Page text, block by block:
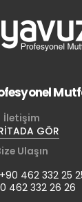
İletişim
GÖR
Ulaşın
462 332 25
462 332 26 26